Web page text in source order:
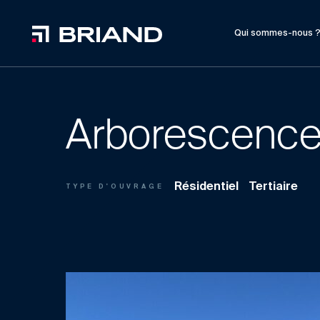
Qui sommes-nous ?
TYPE D'OUVRAGE Résidentiel Tertiaire